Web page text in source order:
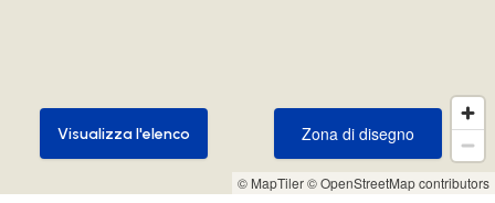
© MapTiler© OpenStreetMap contributors
Zona di disegno
Zona di disegno
Visualizza l'elenco
Visualizza l'elenco